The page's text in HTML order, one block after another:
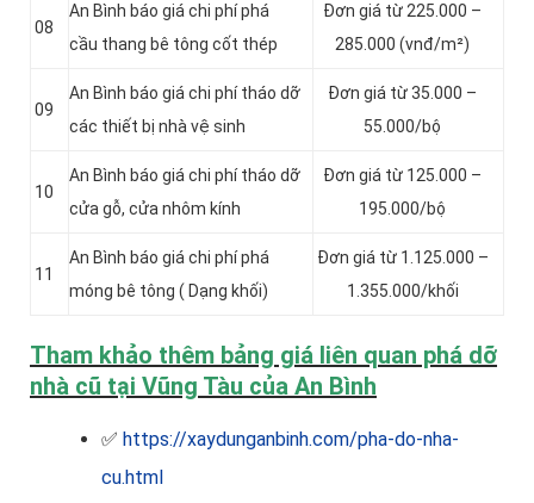
08
An Bình báo giá chi phí phá
cầu thang bê tông cốt thép
Đơn giá từ 225.000 –
285.000 (vnđ/m²)
09
An Bình báo giá chi phí tháo dỡ
các thiết bị nhà vệ sinh
Đơn giá từ 35.000 –
55.000/bộ
10
An Bình báo giá chi phí tháo dỡ
cửa gỗ, cửa nhôm kính
Đơn giá từ 125.000 –
195.000/bộ
11
An Bình báo giá chi phí phá
móng bê tông ( Dạng khối)
Đơn giá từ 1.125.000 –
1.355.000/khối
Tham khảo thêm bảng giá liên quan phá dỡ
nhà cũ tại Vũng Tàu của An Bình
✅ https://xaydunganbinh.com/pha-do-nha-
cu.html